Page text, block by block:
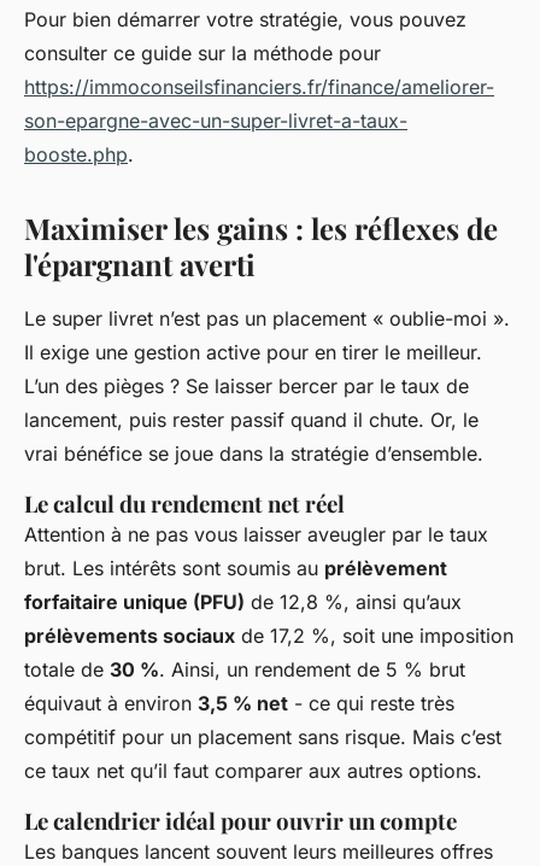
Pour bien démarrer votre stratégie, vous pouvez
consulter ce guide sur la méthode pour
https://immoconseilsfinanciers.fr/finance/ameliorer-
son-epargne-avec-un-super-livret-a-taux-
booste.php.
Maximiser les gains : les réflexes de
l'épargnant averti
Le super livret n’est pas un placement « oublie-moi ».
Il exige une gestion active pour en tirer le meilleur.
L’un des pièges ? Se laisser bercer par le taux de
lancement, puis rester passif quand il chute. Or, le
vrai bénéfice se joue dans la stratégie d’ensemble.
Le calcul du rendement net réel
Attention à ne pas vous laisser aveugler par le taux
brut. Les intérêts sont soumis au prélèvement
forfaitaire unique (PFU) de 12,8 %, ainsi qu’aux
prélèvements sociaux de 17,2 %, soit une imposition
totale de 30 %. Ainsi, un rendement de 5 % brut
équivaut à environ 3,5 % net - ce qui reste très
compétitif pour un placement sans risque. Mais c’est
ce taux net qu’il faut comparer aux autres options.
Le calendrier idéal pour ouvrir un compte
Les banques lancent souvent leurs meilleures offres